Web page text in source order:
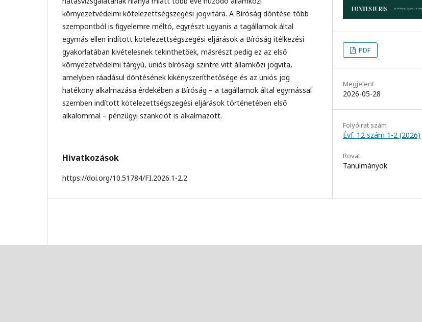
környezetvédelmi kötelezettségszegési jogvitára. A Bíróság döntése több
szempontból is figyelemre méltó, egyrészt ugyanis a tagállamok által
egymás ellen indított kötelezettségszegési eljárások a Bíróság ítélkezési
gyakorlatában kivételesnek tekinthetőek, másrészt pedig ez az első
környezetvédelmi tárgyú, uniós bírósági szintre vitt államközi jogvita,
amelyben ráadásul döntésének kikényszeríthetősége és az uniós jog
hatékony alkalmazása érdekében a Bíróság – a tagállamok által egymással
szemben indított kötelezettségszegési eljárások történetében első
alkalommal – pénzügyi szankciót is alkalmazott.
Hivatkozások
https://doi.org/10.51784/FI.2026.1-2.2
PDF
Megjelent
2026-05-28
Folyóirat szám
Évf. 12 szám 1-2 (2026)
Rovat
Tanulmányok